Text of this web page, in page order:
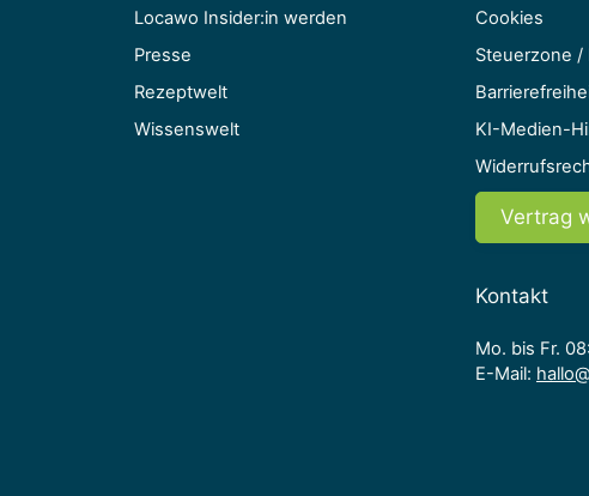
Locawo Insider:in werden
Presse
Rezeptwelt
Wissenswelt
Cookies
Steuerzone /
KI-Medien-
Vertrag
Kontakt
Mo. bis Fr.
E-Mail: